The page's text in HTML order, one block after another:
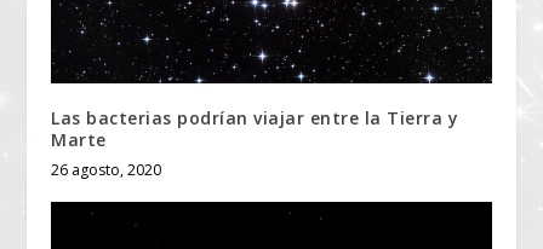
Las bacterias podrían viajar entre la Tierra y
Marte
26 agosto, 2020